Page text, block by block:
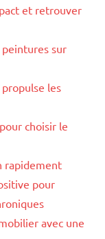
et retrouver
peintures sur
les
choisir le
rapidement
pour
avec une